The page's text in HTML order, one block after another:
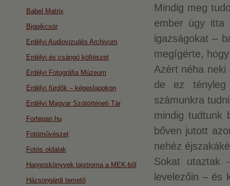
Mindig meg
ember úgy itta
igazságokat –
megígérte,
Azért néha
de ez
számunkra
mindig tudtunk
bőven jutott
nehéz
Sokat utaztak
levelezőin – és
Babel Matrix
Bigpikcsör
Erdélyi Audiovizuális Archivum
Erdélyi és csángó költészet
Erdélyi Fotográfia Múzeum
Erdélyi fürdők – képeslapokon
Erdélyi Magyar Szótörténeti Tár
Fortepan.hu
Fotóművészet
Fotós oldalak
Hangoskönyvek lajstroma a MEK-ből
Házsongárdi temető